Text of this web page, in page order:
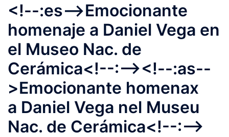
<!--:es-->Emocionante
homenaje a Daniel Vega en
el Museo Nac. de
Cerámica<!--:--><!--:as--
>Emocionante homenax
a Daniel Vega nel Museu
Nac. de Cerámica<!--:-->